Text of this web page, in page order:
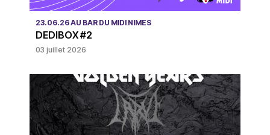
23.06.26 AU BAR DU MIDI NIMES
DEDIBOX #2
03 juillet 2026